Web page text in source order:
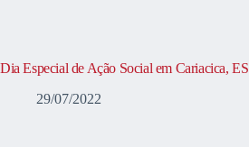
Dia Especial de Ação Social em Cariacica, ES
29/07/2022